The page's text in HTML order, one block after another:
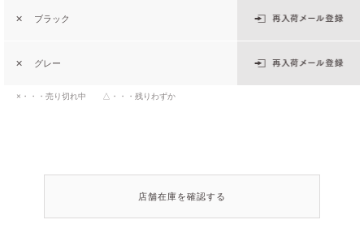
✕ ブラック
✕ グレー
×・・・売り切れ中 △・・・残りわずか
店舗在庫を確認する